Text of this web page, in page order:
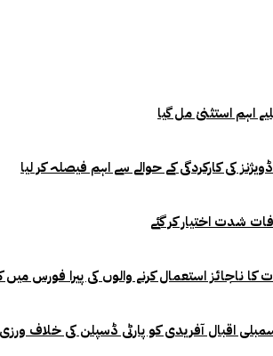
اہم استثنیٰ مل گیا
شدت اختیار کر گئے
اقبال آفریدی کو پارٹی ڈسپلن کی خلاف